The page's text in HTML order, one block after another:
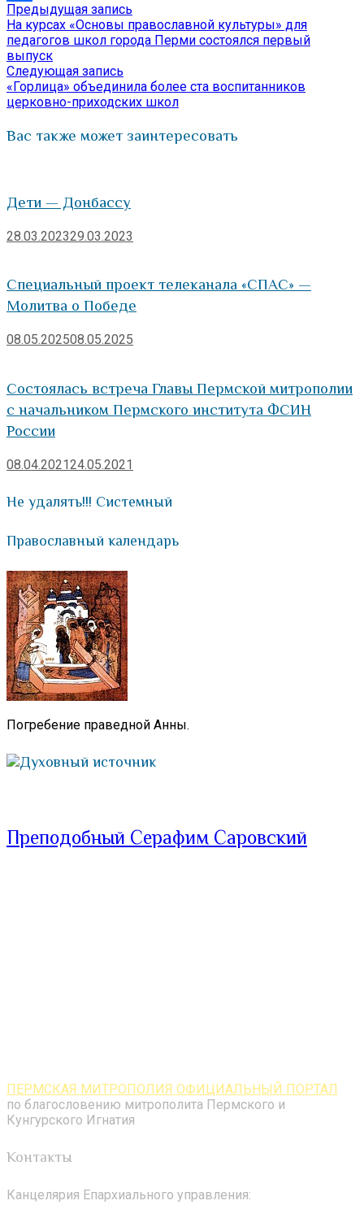
Отправить
Навигация
по
записям
Предыдущая запись
запись:
На курсах «Основы православной культуры» для
педагогов школ города Перми состоялся первый
выпуск
Следующая запись
запись:
«Горлица» объединила более ста воспитанников
церковно-приходских школ
Вас также может заинтересовать
Дети — Донбассу
28.03.202329.03.2023
Специальный проект телеканала «СПАС» —
Молитва о Победе
08.05.202508.05.2025
Состоялась встреча Главы Пермской митрополии
с начальником Пермского института ФСИН
России
08.04.202124.05.2021
Не удалять!!! Системный
Православный календарь
Погребение праведной Анны.
Духовный источник
Преподобный Серафим Саровский
ПЕРМСКАЯ МИТРОПОЛИЯ ОФИЦИАЛЬНЫЙ ПОРТАЛ
по благословению митрополита Пермского и
Кунгурского Игнатия
Контакты
Канцелярия Епархиального управления: